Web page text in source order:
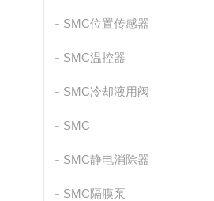
SMC位置传感器
SMC温控器
SMC冷却液用阀
SMC
SMC静电消除器
SMC隔膜泵